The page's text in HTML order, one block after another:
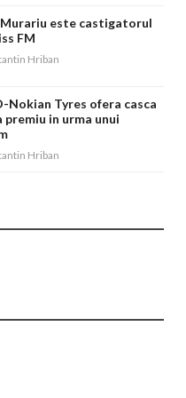
este castigatorul
FM
Hriban
Nokian Tyres ofera casca
in urma unui
Hriban